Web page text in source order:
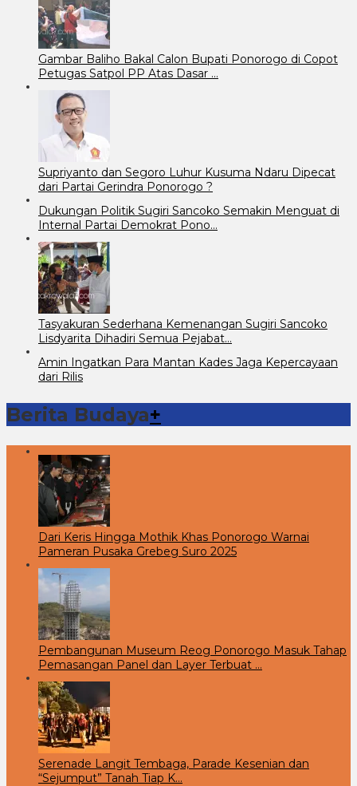
Gambar Baliho Bakal Calon Bupati Ponorogo di Copot
Petugas Satpol PP Atas Dasar …
Supriyanto dan Segoro Luhur Kusuma Ndaru Dipecat
dari Partai Gerindra Ponorogo ?
Dukungan Politik Sugiri Sancoko Semakin Menguat di
Internal Partai Demokrat Pono…
Tasyakuran Sederhana Kemenangan Sugiri Sancoko
Lisdyarita Dihadiri Semua Pejabat…
Amin Ingatkan Para Mantan Kades Jaga Kepercayaan
dari Rilis
Berita Budaya+
Dari Keris Hingga Mothik Khas Ponorogo Warnai
Pameran Pusaka Grebeg Suro 2025
Pembangunan Museum Reog Ponorogo Masuk Tahap
Pemasangan Panel dan Layer Terbuat …
Serenade Langit Tembaga, Parade Kesenian dan
“Sejumput” Tanah Tiap K…